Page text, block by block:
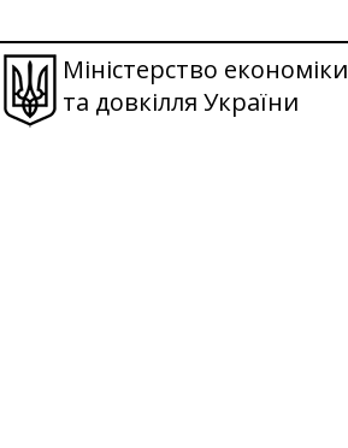
Міністерство економіки
та довкілля України